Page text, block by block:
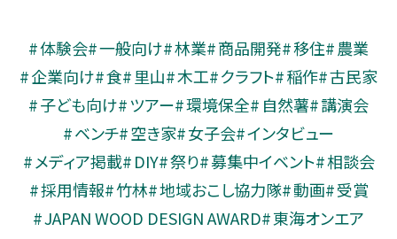
体験会 一般向け 林業 商品開発 移住
農業
企業向け 食 里山 木工 クラフト 稲作 古民家
子ども向け
ツアー 環境保全 自然薯 講演会
ベンチ 空き家 女子会 インタビュー
メディア掲載 DIY 祭り 募集中イベント 相談会
採用情報 竹林 地域おこし協力隊 動画 受賞
JAPAN WOOD DESIGN AWARD 東海オンエア